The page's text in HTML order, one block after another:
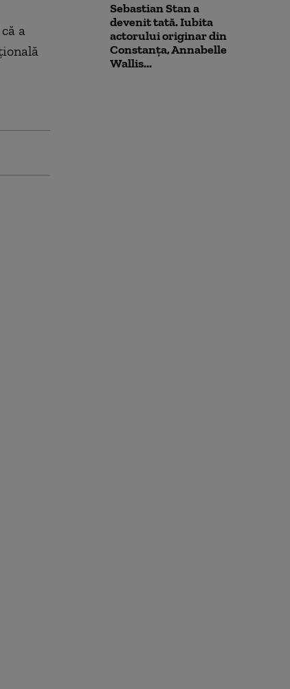
a
Sebastian Stan a
devenit tată. Iubita
actorului originar din
Constanța, Annabelle
Wallis...